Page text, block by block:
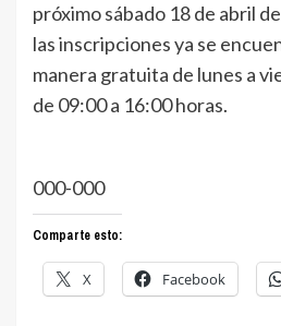
próximo sábado 18 de abril
las inscripciones ya se
manera gratuita de lunes a
de 09:00 a 16:00 horas.
000-000
Comparte esto:
X Facebook